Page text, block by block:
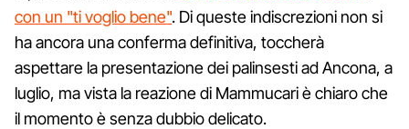
con un "ti voglio bene". Di queste indiscrezioni non si
ha ancora una conferma definitiva, toccherà
aspettare la presentazione dei palinsesti ad Ancona, a
luglio, ma vista la reazione di Mammucari è chiaro che
il momento è senza dubbio delicato.